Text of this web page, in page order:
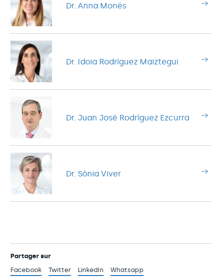
Dr. Anna Monés
Dr. Idoia Rodríguez Maiztegui
Dr. Juan José Rodríguez Ezcurra
Dr. Sònia Viver
Partager sur
Facebook
Twitter LinkedIn Whatsapp